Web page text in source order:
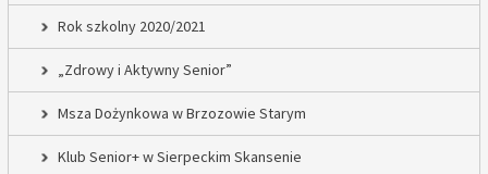
Rok szkolny 2020/2021
„Zdrowy i Aktywny Senior”
Msza Dożynkowa w Brzozowie Starym
Klub Senior+ w Sierpeckim Skansenie